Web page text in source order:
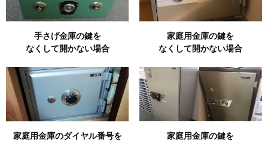
手さげ金庫の鍵を
なくして開かない場合
家庭用金庫の鍵を
なくして開かない場合
家庭用金庫のダイヤル番号を
家庭用金庫の鍵を